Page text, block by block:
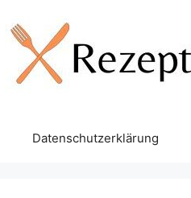
Datenschutzerklärung